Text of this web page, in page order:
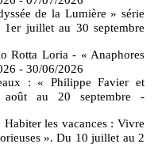
de la Lumière » série
juillet au 30 septembre
Rotta Loria - « Anaphores
- 30/06/2026
: « Philippe Favier et
au 20 septembre
-
les vacances : Vivre
». Du 10 juillet au 2